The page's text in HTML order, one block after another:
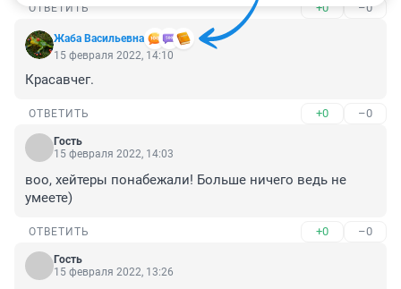
ОТВЕТИТЬ +0 –0
Жаба Васильевна
15 февраля 2022, 14:10
Красавчег.
ОТВЕТИТЬ +0 –0
Гость
15 февраля 2022, 14:03
воо, хейтеры понабежали! Больше ничего ведь не
умеете)
ОТВЕТИТЬ +0 –0
Гость
15 февраля 2022, 13:26